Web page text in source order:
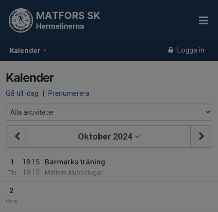
Kalender Logga in
MATFORS SK
Hermelinerna
Kalender
Gå till idag | Prenumerera
Oktober 2024
1
Tis
18:15
19:15
Barmarks träning
Matfors klubbstugan
2
Ons